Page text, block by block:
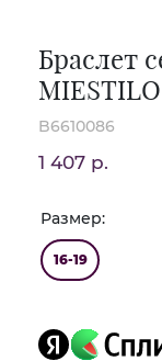
Браслет
MIESTILO
B6610086
1 407 р.
Размер:
16-19